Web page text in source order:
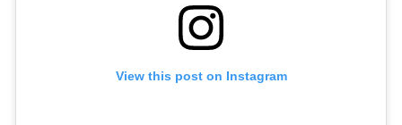
View this post on Instagram